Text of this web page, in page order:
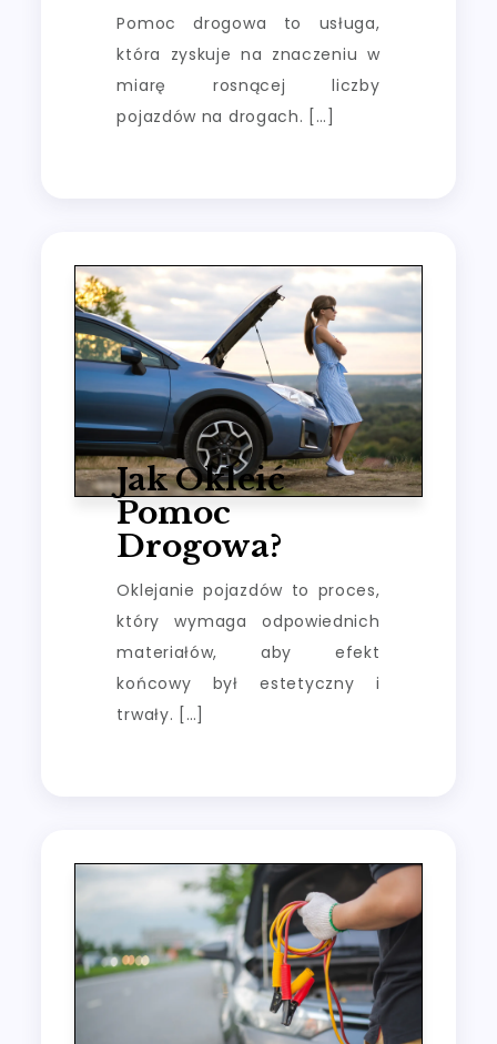
Pomoc drogowa to usługa,
która zyskuje na znaczeniu w
miarę rosnącej liczby
pojazdów na drogach. […]
Jak Okleić
Pomoc
Drogowa?
Oklejanie pojazdów to proces,
który wymaga odpowiednich
materiałów, aby efekt
końcowy był estetyczny i
trwały. […]